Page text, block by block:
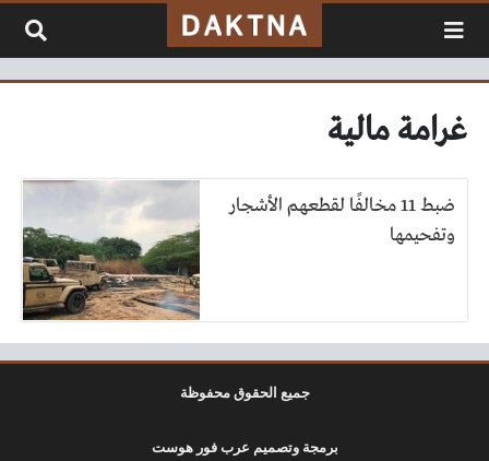
غرامة مالية
ضبط 11 مخالفًا لقطعهم الأشجار
وتفحيمها
جميع الحقوق محفوظة
برمجة وتصميم عرب فور هوست